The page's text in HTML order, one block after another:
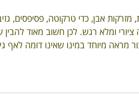
אבן, כדי טרקוטה, פסיפסים,
ציורי ומלא רגש. לכן חשוב מאוד
מראה מיוחד במינו שאינו דומה לאף